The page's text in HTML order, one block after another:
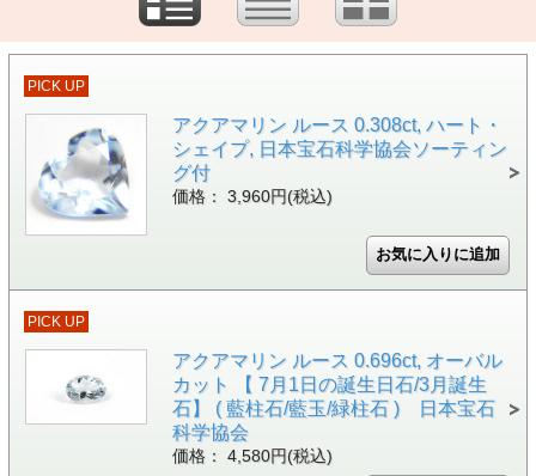
PICK UP
アクアマリン ルース 0.308ct, ハート・
シェイプ, 日本宝石科学協会ソーティン
グ付
価格： 3,960円(税込)
PICK UP
アクアマリン ルース 0.696ct, オーバル
カット 【 7月1日の誕生日石/3月誕生
石】 ( 藍柱石/藍玉/緑柱石 ) 日本宝石
科学協会
価格： 4,580円(税込)